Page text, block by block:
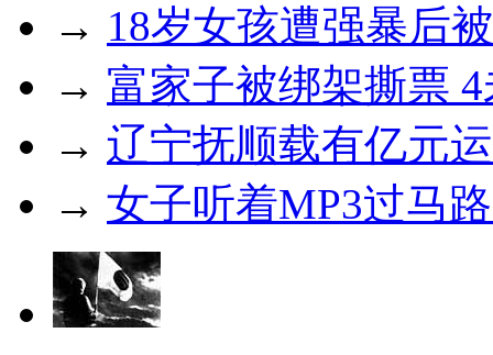
→ 18岁女孩遭强暴后
→ 富家子被绑架撕票
→ 辽宁抚顺载有亿元
→ 女子听着MP3过马